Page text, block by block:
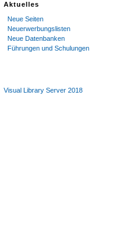
Aktuelles
Neue Seiten
Neuerwerbungslisten
Neue Datenbanken
Führungen und Schulungen
Visual Library Server 2018